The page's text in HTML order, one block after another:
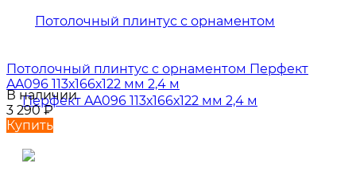
Потолочный плинтус с орнаментом Перфект
AA096 113х166х122 мм 2,4 м
В наличии
3 290₽
Купить